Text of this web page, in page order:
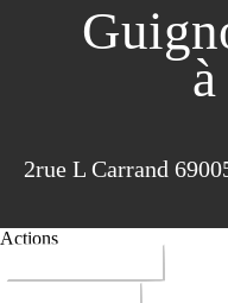
2rue L Carrand
Actions